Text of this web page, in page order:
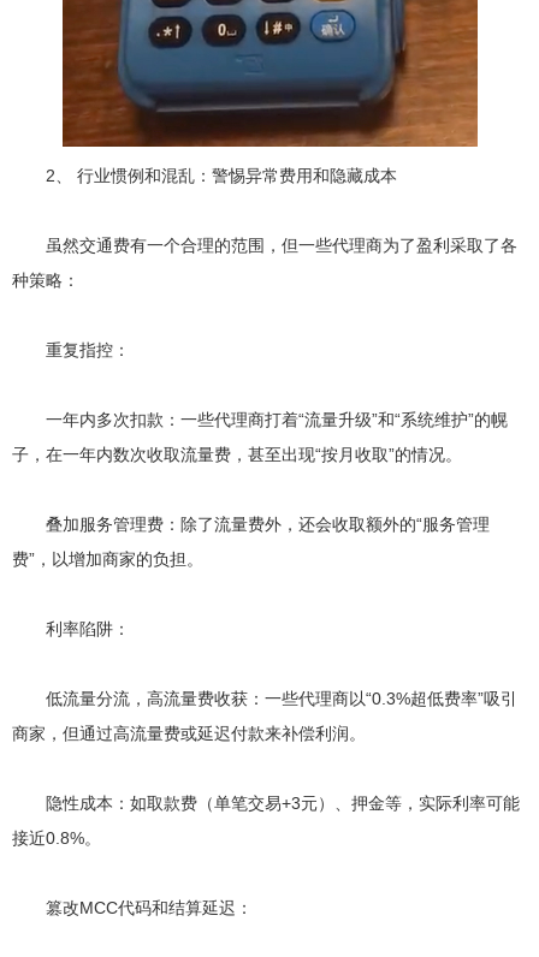
2、 行业惯例和混乱：警惕异常费用和隐藏成本
虽然交通费有一个合理的范围，但一些代理商为了盈利采取了各
种策略：
重复指控：
一年内多次扣款：一些代理商打着“流量升级”和“系统维护”的幌
子，在一年内数次收取流量费，甚至出现“按月收取”的情况。
叠加服务管理费：除了流量费外，还会收取额外的“服务管理
费”，以增加商家的负担。
利率陷阱：
低流量分流，高流量费收获：一些代理商以“0.3%超低费率”吸引
商家，但通过高流量费或延迟付款来补偿利润。
隐性成本：如取款费（单笔交易+3元）、押金等，实际利率可能
接近0.8%。
篡改MCC代码和结算延迟：